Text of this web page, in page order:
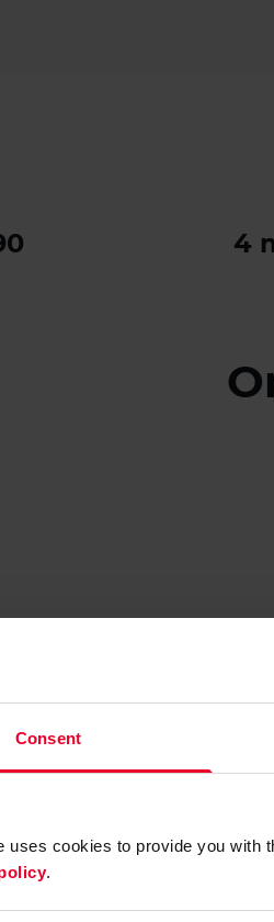
Consent
uses cookies to provide you with
.
4